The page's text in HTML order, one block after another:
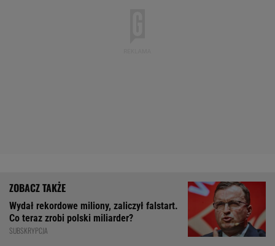
Wydał rekordowe miliony, zaliczył falstart.
Co teraz zrobi polski miliarder?
SUBSKRYPCJA